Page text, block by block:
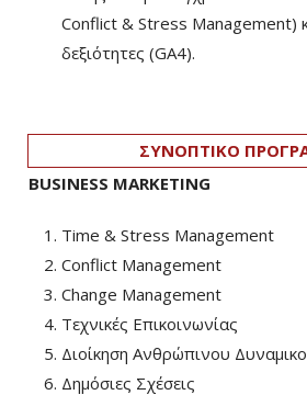
Conflict & Stress Management)
δεξιότητες (GA4).
ΣΥΝΟΠΤΙΚΟ
BUSINESS MARKETING
Time & Stress Management
Conflict Management
Change Management
Τεχνικές Επικοινωνίας
Διοίκηση Ανθρώπινου
Δημόσιες Σχέσεις